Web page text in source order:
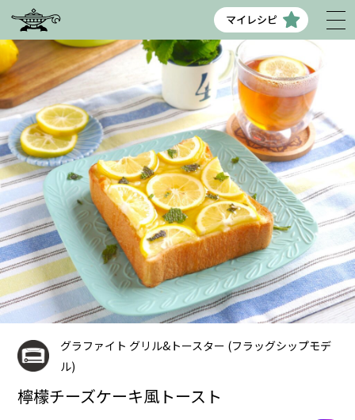
マイレシピ
グラファイト グリル&トースター (フラッグシップモデ
ル)
檸檬チーズケーキ風トースト